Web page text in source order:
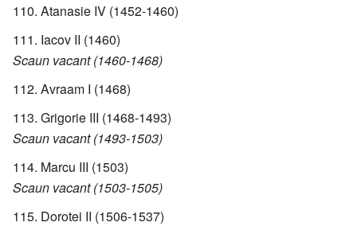
Atanasie IV (1452-1460)
Iacov II (1460)
Scaun vacant (1460-1468)
Avraam I (1468)
Grigorie III (1468-1493)
Scaun vacant (1493-1503)
Marcu III (1503)
Scaun vacant (1503-1505)
Dorotei II (1506-1537)